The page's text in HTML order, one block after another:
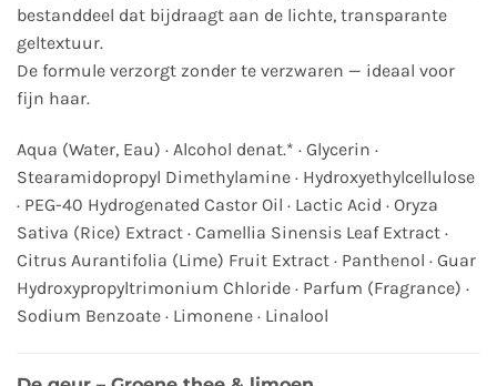
bestanddeel dat bijdraagt aan de lichte, transparante
geltextuur.
De formule verzorgt zonder te verzwaren — ideaal voor
fijn haar.
Aqua (Water, Eau) · Alcohol denat.* · Glycerin ·
Stearamidopropyl Dimethylamine · Hydroxyethylcellulose
· PEG-40 Hydrogenated Castor Oil · Lactic Acid · Oryza
Sativa (Rice) Extract · Camellia Sinensis Leaf Extract ·
Citrus Aurantifolia (Lime) Fruit Extract · Panthenol · Guar
Hydroxypropyltrimonium Chloride · Parfum (Fragrance) ·
Sodium Benzoate · Limonene · Linalool